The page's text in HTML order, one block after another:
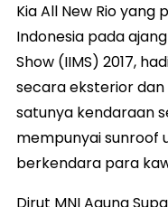
Kia All New Rio
Indonesia pada
Show (IIMS) 2017,
secara eksterior
satunya kendaraan
mempunyai sunroof
berkendara para